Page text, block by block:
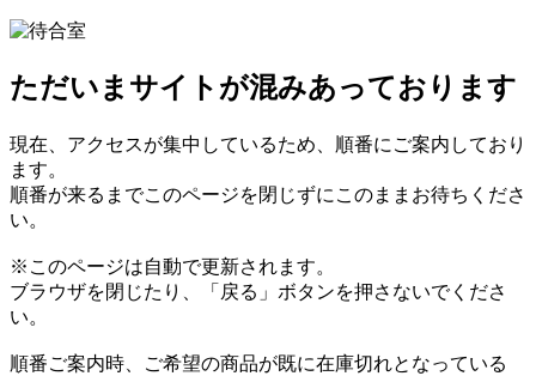
ただいまサイトが混みあっております
現在、アクセスが集中しているため、順番にご案内しており
ます。
順番が来るまでこのページを閉じずにこのままお待ちくださ
い。
※このページは自動で更新されます。
ブラウザを閉じたり、「戻る」ボタンを押さないでくださ
い。
順番ご案内時、ご希望の商品が既に在庫切れとなっている